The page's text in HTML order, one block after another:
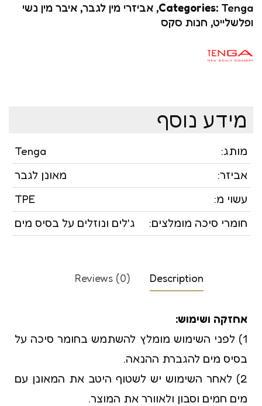
Categories: Tenga
, אביזרי מין לגבר, איבר מין נשי
ופלשלייט, חנות סקס
מידע נוסף
מותג:
Tenga
אביזר:
מאונן לגבר
עשוי מ:
TPE
חומרי סיכה מומלצים:
ג'לים ונוזלים על בסיס מים
Description
Reviews (0)
אחזקה ושימוש:
1) לפני השימוש מומלץ להשתמש בחומר סיכה על
בסיס מים להגברת ההנאה.
2) לאחר השימוש יש לשטוף היטב את המאונן עם
מים חמים וסבון ולאוורר את המוצר.